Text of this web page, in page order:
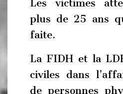
Les victimes
plus de 25 ans
faite.
La FIDH et la
civiles dans
de personnes